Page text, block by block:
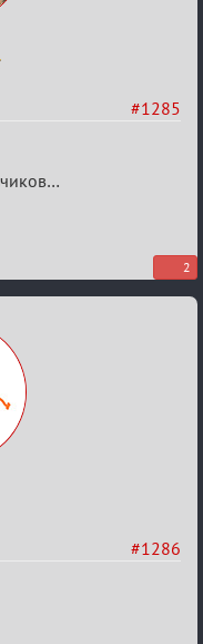
#1285
2
#1286